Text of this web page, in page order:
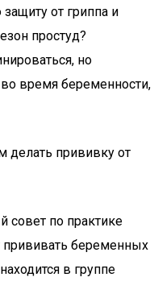
от гриппа и
простуд?
но
время беременности,
прививку от
совет по практике
беременных
в группе